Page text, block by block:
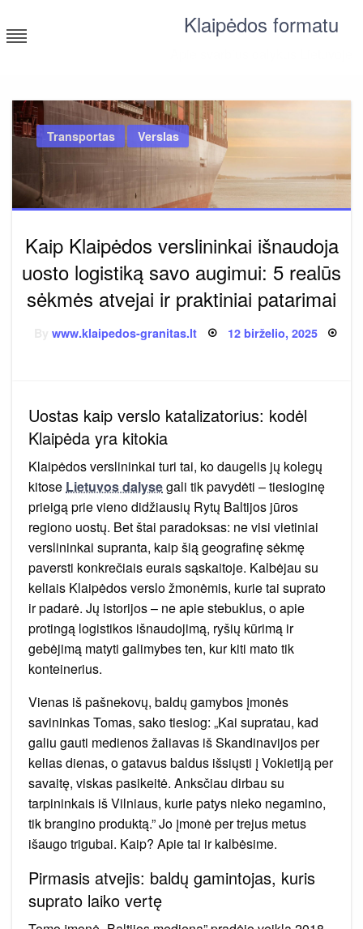
to
content
Klaipėdos formatu
Transportas Verslas
Kaip Klaipėdos verslininkai išnaudoja
uosto logistiką savo augimui: 5 realūs
sėkmės atvejai ir praktiniai patarimai
Bywww.klaipedos-granitas.lt Posted
12 birželio, 2025
Uostas kaip verslo katalizatorius: kodėl
Klaipėda yra kitokia
Klaipėdos verslininkai turi tai, ko daugelis jų kolegų
kitose Lietuvos dalysegali tik pavydėti – tiesioginę
prieigą prie vieno didžiausių Rytų Baltijos jūros
regiono uostų. Bet štai paradoksas: ne visi vietiniai
verslininkai supranta, kaip šią geografinę sėkmę
paversti konkrečiais eurais sąskaitoje. Kalbėjau su
keliais Klaipėdos verslo žmonėmis, kurie tai suprato
ir padarė. Jų istorijos – ne apie stebuklus, o apie
protingą logistikos išnaudojimą, ryšių kūrimą ir
gebėjimą matyti galimybes ten, kur kiti mato tik
konteinerius.
Vienas iš pašnekovų, baldų gamybos įmonės
savininkas Tomas, sako tiesiog: „Kai supratau, kad
galiu gauti medienos žaliavas iš Skandinavijos per
kelias dienas, o gatavus baldus išsiųsti į Vokietiją per
savaitę, viskas pasikeitė. Anksčiau dirbau su
tarpininkais iš Vilniaus, kurie patys nieko negamino,
tik brangino produktą.” Jo įmonė per trejus metus
išaugo trigubai. Kaip? Apie tai ir kalbėsime.
Pirmasis atvejis: baldų gamintojas, kuris
suprato laiko vertę